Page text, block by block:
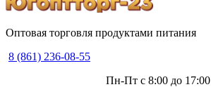
Оптовая торговля продуктами питания
8 (861) 236-08-55
Пн-Пт с 8:00 до 17:00